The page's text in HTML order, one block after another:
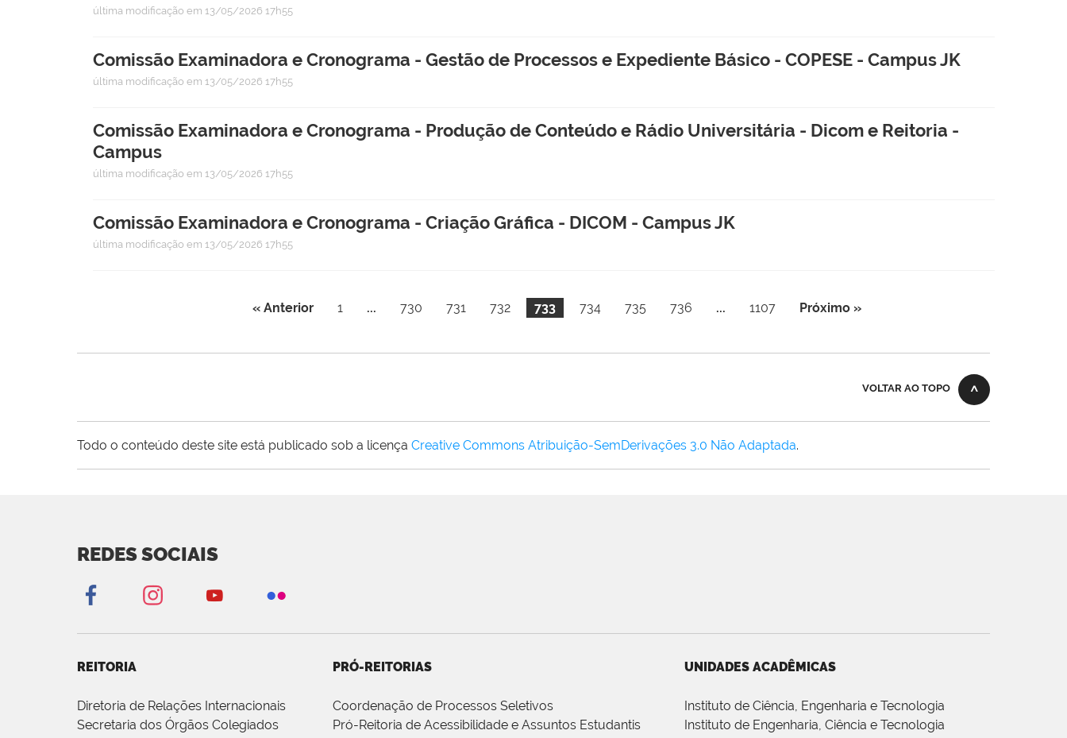
última modificação em 13/05/2026 17h55
Comissão Examinadora e Cronograma - Gestão de Processos e Expediente Básico - COPESE - Campus JK
última modificação em 13/05/2026 17h55
Comissão Examinadora e Cronograma - Produção de Conteúdo e Rádio Universitária - Dicom e Reitoria -
Campus
última modificação em 13/05/2026 17h55
Comissão Examinadora e Cronograma - Criação Gráfica - DICOM - Campus JK
última modificação em 13/05/2026 17h55
« Anterior 1 ... 730 731 732 733 734 735 736 ... 1107 Próximo »
VOLTAR AO TOPO
Todo o conteúdo deste site está publicado sob a licença Creative Commons Atribuição-SemDerivações 3.0 Não Adaptada.
REDES SOCIAIS
REITORIA
Diretoria de Relações Internacionais
Secretaria dos Órgãos Colegiados
PRÓ-REITORIAS
Coordenação de Processos Seletivos
Pró-Reitoria de Acessibilidade e Assuntos Estudantis
UNIDADES ACADÊMICAS
Instituto de Ciência, Engenharia e Tecnologia
Instituto de Engenharia, Ciência e Tecnologia